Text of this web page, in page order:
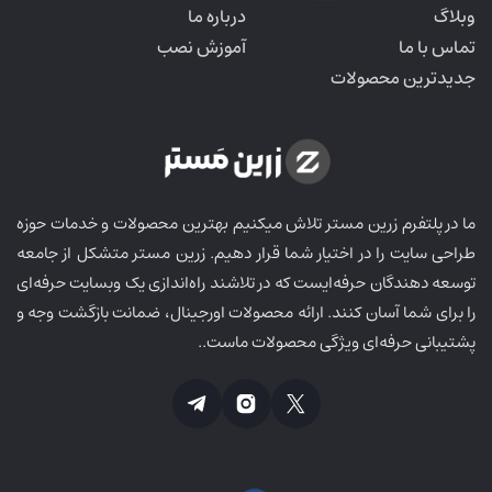
سرویس هایی مانند
ابرآروان)
دوره ساز پیشرفته و آزمون ساز
مهمترین قابلیت یک lms قطعا امکان ایجاد جلسات دوره به
سریعترین روش ممکن و بهینه‌ترین حالت آن است. برای هر
دوره، سرفصل و جلسات مختلف ایجاد کنید، هر جلسه
میتواند از نوع: ویدیو، پادکست، متن و آزمون باشد.
به‌کارگیری ajax در نمایش داده‌ها باعث شده سرعت کُند و
سنگینی محتواهای زیاد را نداشته باشیم. جلسات دوره
میتوانند اختیاری یا اجباری باشند، همچنین در بین جلسات
اگر آزمون قرار داده باشید میتوانید مشاهده ادامه دوره را
میتوانند از نوع چند گزینه‌ای یا تشریحی باشند.
ما در پلتفرم زرین مستر تلاش میکنیم بهترین محصولات و خدمات حوزه
طراحی سایت را در اختیار شما قرار دهیم. زرین مستر متشکل از جامعه
توسعه دهندگان حرفه‌ایست که در تلاشند راه‌اندازی یک وبسایت حرفه‌ای
را برای شما آسان کنند. ارائه محصولات اورجینال، ضمانت بازگشت وجه و
پشتیبانی حرفه‌ای ویژگی محصولات ماست..
وبلاگ
درباره ما
تماس با ما
آموزش نصب
جدیدترین محصولات